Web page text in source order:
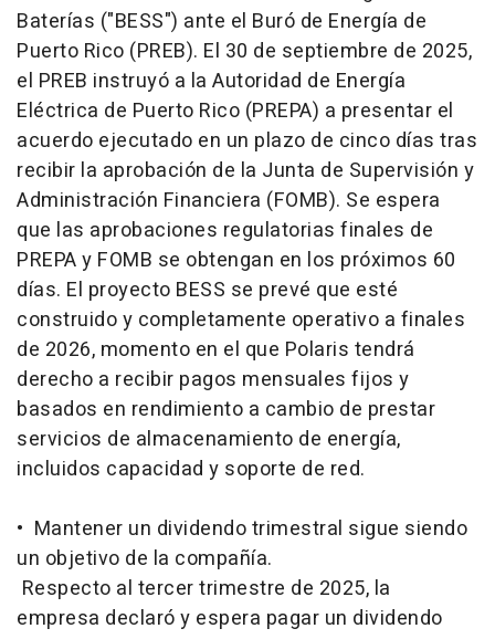
Baterías ("BESS") ante el Buró de Energía de
Puerto Rico (PREB). El 30 de septiembre de 2025,
el PREB instruyó a la Autoridad de Energía
Eléctrica de Puerto Rico (PREPA) a presentar el
acuerdo ejecutado en un plazo de cinco días tras
recibir la aprobación de la Junta de Supervisión y
Administración Financiera (FOMB). Se espera
que las aprobaciones regulatorias finales de
PREPA y FOMB se obtengan en los próximos 60
días. El proyecto BESS se prevé que esté
construido y completamente operativo a finales
de 2026, momento en el que Polaris tendrá
derecho a recibir pagos mensuales fijos y
basados en rendimiento a cambio de prestar
servicios de almacenamiento de energía,
incluidos capacidad y soporte de red.
• Mantener un dividendo trimestral sigue siendo
un objetivo de la compañía.
Respecto al tercer trimestre de 2025, la
empresa declaró y espera pagar un dividendo